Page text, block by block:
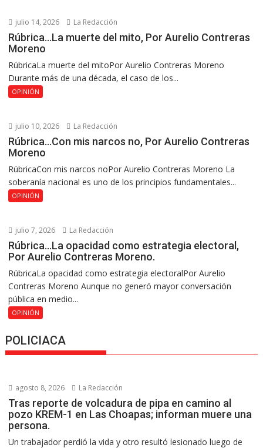
julio 14, 2026 La Redacción
Rúbrica…La muerte del mito, Por Aurelio Contreras
Moreno
RúbricaLa muerte del mitoPor Aurelio Contreras Moreno
Durante más de una década, el caso de los...
OPINIÓN
julio 10, 2026 La Redacción
Rúbrica…Con mis narcos no, Por Aurelio Contreras
Moreno
RúbricaCon mis narcos noPor Aurelio Contreras Moreno La
soberanía nacional es uno de los principios fundamentales...
OPINIÓN
julio 7, 2026 La Redacción
Rúbrica…La opacidad como estrategia electoral,
Por Aurelio Contreras Moreno.
RúbricaLa opacidad como estrategia electoralPor Aurelio
Contreras Moreno Aunque no generó mayor conversación
pública en medio...
OPINIÓN
POLICIACA
agosto 8, 2026 La Redacción
Tras reporte de volcadura de pipa en camino al
pozo KREM-1 en Las Choapas; informan muere una
persona.
Un trabajador perdió la vida y otro resultó lesionado luego de